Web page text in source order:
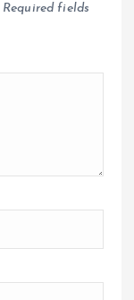
Required fields